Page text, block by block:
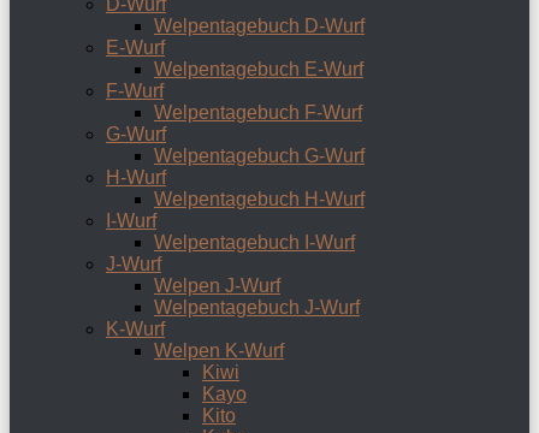
D-Wurf
Welpentagebuch D-Wurf
E-Wurf
Welpentagebuch E-Wurf
F-Wurf
Welpentagebuch F-Wurf
G-Wurf
Welpentagebuch G-Wurf
H-Wurf
Welpentagebuch H-Wurf
I-Wurf
Welpentagebuch I-Wurf
J-Wurf
Welpen J-Wurf
Welpentagebuch J-Wurf
K-Wurf
Welpen K-Wurf
Kiwi
Kayo
Kito